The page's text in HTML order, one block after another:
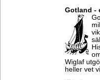
Gotland -
Wiglaf
heller vet